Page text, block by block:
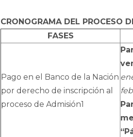
CRONOGRAMA DEL PROCESO
FASES
Pago en el Banco de la Nación
por derecho de inscripción al
proceso de Admisión1